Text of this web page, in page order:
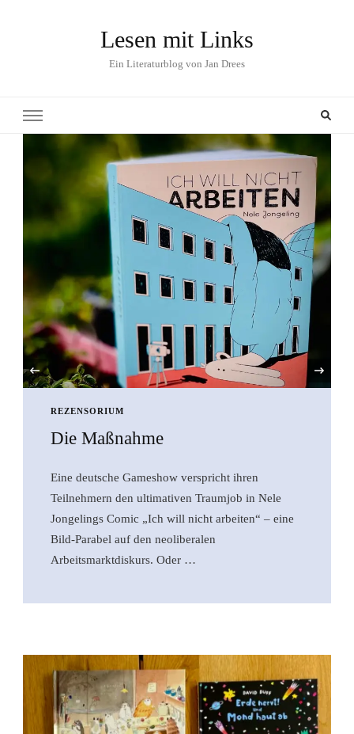
Lesen mit Links
Ein Literaturblog von Jan Drees
REZENSORIUM
Rezension: „Die
Mit seinem neuen Lyrikband kehrt Ex-Hanser-
Verleger Michael Krüger zurück ins Holzhaus am
Starnberger See. Seine Gedichte sind in den
vergangenen fünf Jahren entstanden, in einer …
‹